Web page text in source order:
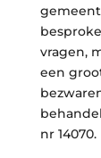
vragen,
een
nr 14070.